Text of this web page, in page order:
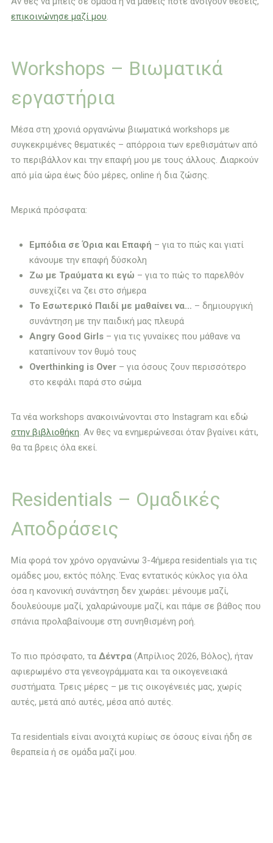
επικοινώνησε μαζί μου.
Workshops – Βιωματικά
εργαστήρια
Μέσα στη χρονιά οργανώνω βιωματικά workshops με
συγκεκριμένες θεματικές – απόρροια των ερεθισμάτων από
το περιβάλλον και την επαφή μου με τους άλλους. Διαρκούν
από μία ώρα έως δύο μέρες, online ή δια ζώσης.
Μερικά πρόσφατα:
Εμπόδια σε Όρια και Επαφή – για το πώς και γιατί
κάνουμε την επαφή δύσκολη
Ζω με Τραύματα κι εγώ – για το πώς το παρελθόν
συνεχίζει να ζει στο σήμερα
Το Εσωτερικό Παιδί με μαθαίνει να… – δημιουργική
συνάντηση με την παιδική μας πλευρά
Angry Good Girls – για τις γυναίκες που μάθανε να
καταπίνουν τον θυμό τους
Overthinking is Over – για όσους ζουν περισσότερο
στο κεφάλι παρά στο σώμα
Τα νέα workshops ανακοινώνονται στο Instagram και εδώ
στην βιβλιοθήκη. Αν θες να ενημερώνεσαι όταν βγαίνει κάτι,
θα τα βρεις όλα εκεί.
Residentials – Ομαδικές
Αποδράσεις
Μία φορά τον χρόνο οργανώνω 3-4ήμερα residentials για τις
ομάδες μου, εκτός πόλης. Ένας εντατικός κύκλος για όλα
όσα η κανονική συνάντηση δεν χωράει: μένουμε μαζί,
δουλεύουμε μαζί, χαλαρώνουμε μαζί, και πάμε σε βάθος που
σπάνια προλαβαίνουμε στη συνηθισμένη ροή.
Το πιο πρόσφατο, ταΔέντρα (Απρίλιος 2026, Βόλος), ήταν
αφιερωμένο στα γενεογράμματα και τα οικογενειακά
συστήματα. Τρεις μέρες – με τις οικογένειές μας, χωρίς
αυτές, μετά από αυτές, μέσα από αυτές.
Τα residentials είναι ανοιχτά κυρίως σε όσους είναι ήδη σε
θεραπεία ή σε ομάδα μαζί μου.